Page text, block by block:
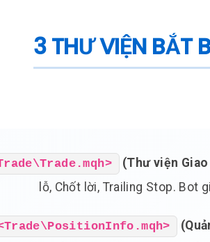
3 THƯ VIỆN BẮT
(Thư viện
lỗ, Chốt lời, Trailing Stop. Bot